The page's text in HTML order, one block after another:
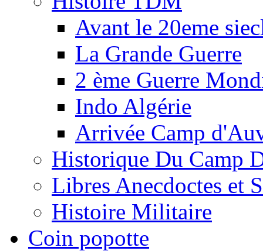
Avant le 20eme
La Grande Guerre
2 ème Guerre
Indo Algérie
Arrivée Camp
Historique Du Camp
Libres Anecdoctes et
Histoire Militaire
Coin popotte